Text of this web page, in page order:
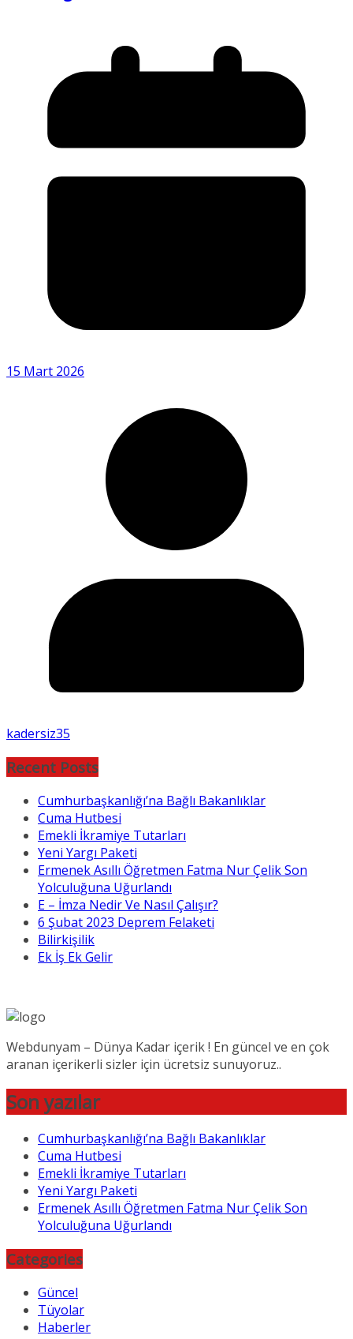
15 Mart 2026
kadersiz35
Recent Posts
Cumhurbaşkanlığı’na Bağlı Bakanlıklar
Cuma Hutbesi
Emekli İkramiye Tutarları
Yeni Yargı Paketi
Ermenek Asıllı Öğretmen Fatma Nur Çelik Son
Yolculuğuna Uğurlandı
E – İmza Nedir Ve Nasıl Çalışır?
6 Şubat 2023 Deprem Felaketi
Bilirkişilik
Ek İş Ek Gelir
Webdunyam – Dünya Kadar içerik ! En güncel ve en çok
aranan içerikerli sizler için ücretsiz sunuyoruz..
Son yazılar
Cumhurbaşkanlığı’na Bağlı Bakanlıklar
Cuma Hutbesi
Emekli İkramiye Tutarları
Yeni Yargı Paketi
Ermenek Asıllı Öğretmen Fatma Nur Çelik Son
Yolculuğuna Uğurlandı
Categories
Güncel
Tüyolar
Haberler